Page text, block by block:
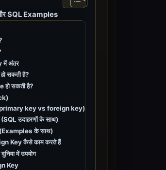
SQL Examples
में अंतर
सकती है?
हो सकती है?
key vs foreign key)
उदाहरणों के साथ)
के साथ)
Key कैसे काम करते हैं
में उपयोग
Key